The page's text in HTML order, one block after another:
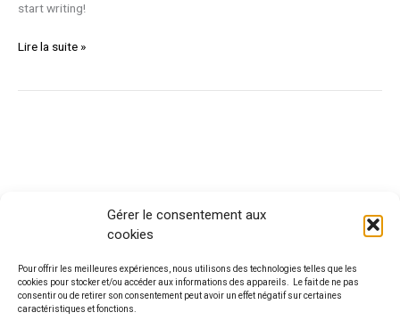
Gérer le consentement aux
cookies
Pour offrir les meilleures expériences, nous utilisons des technologies telles que les
cookies pour stocker et/ou accéder aux informations des appareils. Le fait de ne pas
consentir ou de retirer son consentement peut avoir un effet négatif sur certaines
caractéristiques et fonctions.
start writing!
Lire la suite »
Contact